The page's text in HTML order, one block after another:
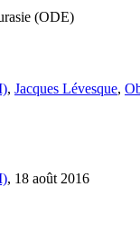
(ODE)
, Jacques Lévesque,
, 18 août 2016